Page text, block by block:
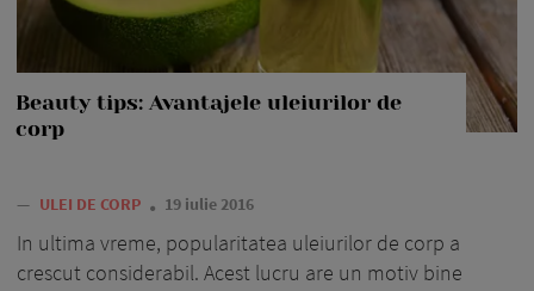
Beauty tips: Avantajele uleiurilor de
corp
— ULEI DE CORP 19 iulie 2016
In ultima vreme, popularitatea uleiurilor de corp a
crescut considerabil. Acest lucru are un motiv bine